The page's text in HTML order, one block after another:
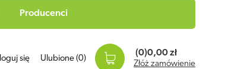
Producenci
się Ulubione (0)
(0)0,00 zł
Złóż zamówienie